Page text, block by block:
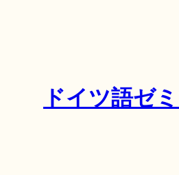
ドイツ語ゼ